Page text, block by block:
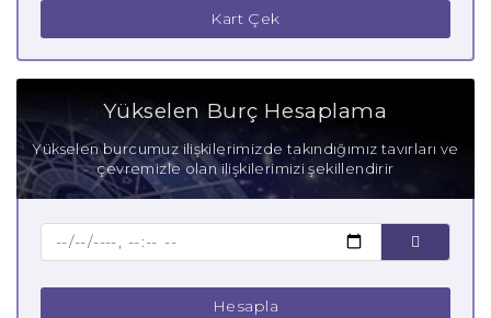
Kart Çek
Yükselen Burç Hesaplama
Yükselen burcumuz ilişkilerimizde takındığımız tavırları ve
çevremizle olan ilişkilerimizi şekillendirir
Hesapla